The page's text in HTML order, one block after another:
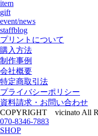
item
gift
event/news
staffblog
プリントについて
購入方法
制作事例
会社概要
特定商取引法
プライバシーポリシー
資料請求・お問い合わせ
COPYRIGHT vicinato All
070-8346-7883
SHOP